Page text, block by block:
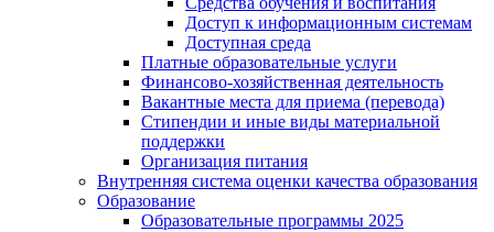
Доступ к информационным системам
Доступная среда
Платные образовательные услуги
Финансово-хозяйственная деятельность
Вакантные места для приема (перевода)
Стипендии и иные виды материальной
поддержки
Организация питания
Внутренняя система оценки качества образования
Образование
Образовательные программы 2025